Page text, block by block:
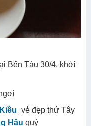
Bến Tàu 30/4. khởi
_vẻ đẹp thứ Tây
Hậu quý